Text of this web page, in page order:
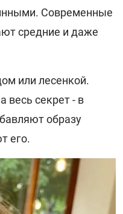
Современные
средние и даже
или лесенкой.
весь секрет - в
образу
его.